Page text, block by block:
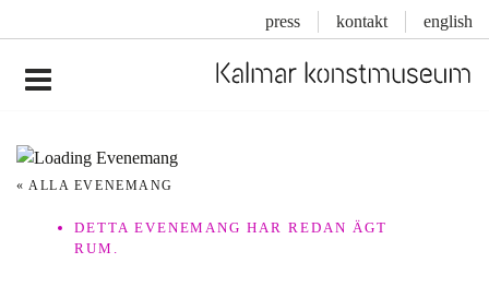
press kontakt english
« ALLA EVENEMANG
DETTA EVENEMANG HAR REDAN ÄGT
RUM.